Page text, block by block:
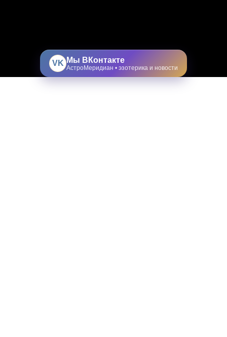
VK Мы ВКонтакте
АстроМеридиан • эзотерика и новости